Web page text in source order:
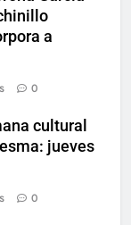
a
0
cultural
jueves
0